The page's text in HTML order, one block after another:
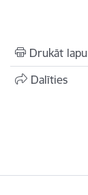
Drukāt lapu
Dalīties